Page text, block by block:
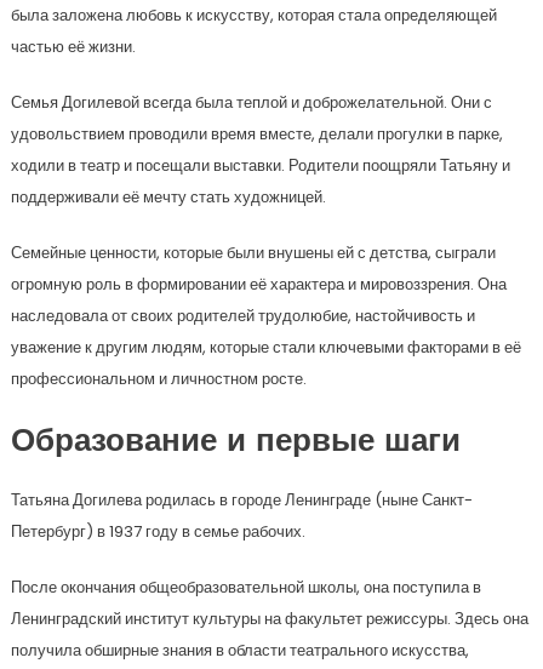
была заложена любовь к искусству, которая стала определяющей
частью её жизни.
Семья Догилевой всегда была теплой и доброжелательной. Они с
удовольствием проводили время вместе, делали прогулки в парке,
ходили в театр и посещали выставки. Родители поощряли Татьяну и
поддерживали её мечту стать художницей.
Семейные ценности, которые были внушены ей с детства, сыграли
огромную роль в формировании её характера и мировоззрения. Она
наследовала от своих родителей трудолюбие, настойчивость и
уважение к другим людям, которые стали ключевыми факторами в её
профессиональном и личностном росте.
Образование и первые шаги
Татьяна Догилева родилась в городе Ленинграде (ныне Санкт-
Петербург) в 1937 году в семье рабочих.
После окончания общеобразовательной школы, она поступила в
Ленинградский институт культуры на факультет режиссуры. Здесь она
получила обширные знания в области театрального искусства,